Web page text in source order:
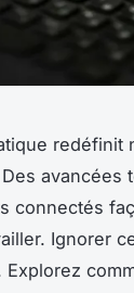
connectés
Ignorer